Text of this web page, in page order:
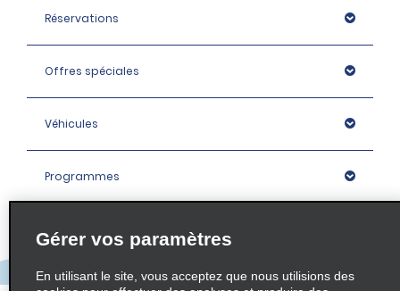
Réservations
Offres spéciales
Véhicules
Programmes
Entreprise
Agences
Gérer vos paramètres
En utilisant le site, vous acceptez que nous utilisions des